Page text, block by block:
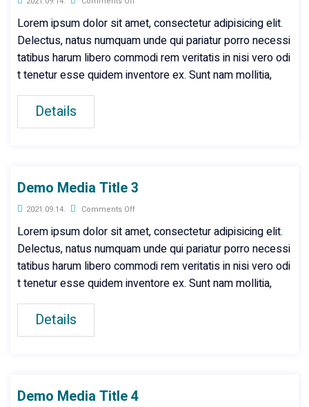
Lorem ipsum dolor sit amet, consectetur adipisicing elit.
Delectus, natus numquam unde qui pariatur porro necessi
tatibus harum libero commodi rem veritatis in nisi vero odi
t tenetur esse quidem inventore ex. Sunt nam mollitia,
Details
Demo Media Title 3
2021.09.14. Comments Off
Lorem ipsum dolor sit amet, consectetur adipisicing elit.
Delectus, natus numquam unde qui pariatur porro necessi
tatibus harum libero commodi rem veritatis in nisi vero odi
t tenetur esse quidem inventore ex. Sunt nam mollitia,
Details
Demo Media Title 4